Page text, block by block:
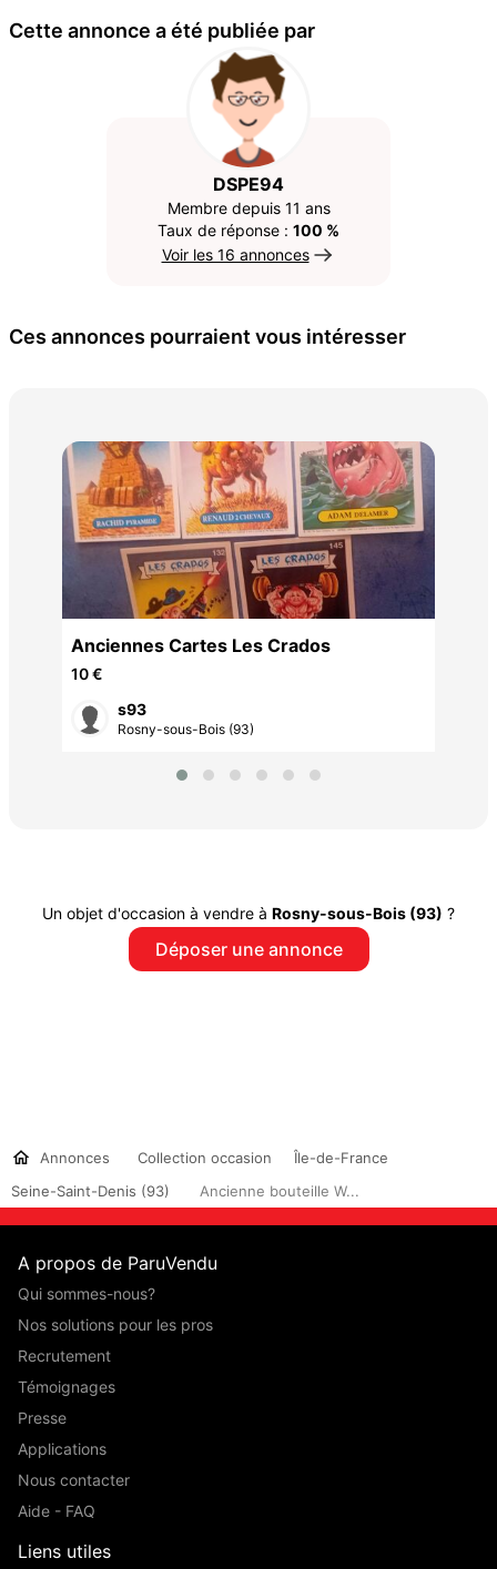
Cette annonce a été publiée par
DSPE94
Membre depuis 11 ans
Taux de réponse : 100 %
Voir les 16 annonces
Ces annonces pourraient vous intéresser
Anciennes Cartes Les Crados
10 €
s93
Rosny-sous-Bois (93)
Un objet d'occasion à vendre à Rosny-sous-Bois (93) ?
Déposer une annonce
Annonces Collection occasion
Île-de-France
Seine-Saint-Denis (93)
Ancienne bouteille W...
A propos de ParuVendu
Qui sommes-nous?
Nos solutions pour les pros
Recrutement
Témoignages
Presse
Applications
Nous contacter
Aide - FAQ
Liens utiles